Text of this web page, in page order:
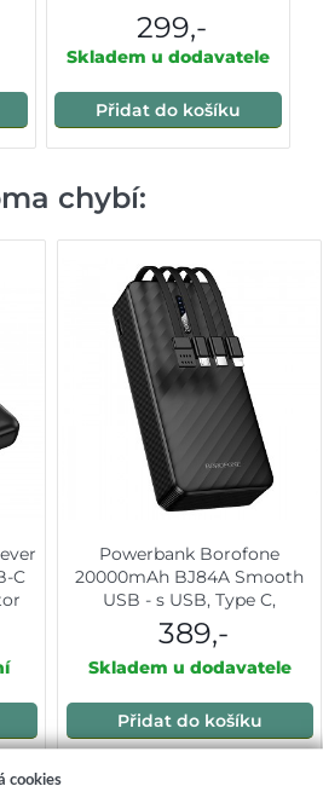
299,-
Skladem u dodavatele
Přidat do košíku
chybí:
C
Powerbank Borofone
20000mAh BJ84A Smooth
USB - s USB, Type C,
Lightning a Micro USB
kabelem černá
389,-
Skladem u dodavatele
Přidat do košíku
cookies